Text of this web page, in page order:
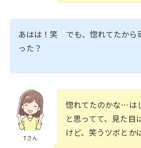
あはは！笑 でも、惚れてたから
った？
Tさん
惚れてたのかな…は
と思ってて、見た目
けど、笑うツボとか